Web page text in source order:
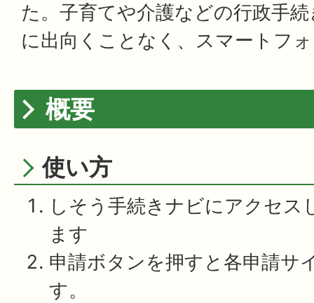
た。子育てや介護などの行政手
に出向くことなく、スマートフ
概要
使い方
しそう手続きナビにアクセス
ます
申請ボタンを押すと各申請サ
す。